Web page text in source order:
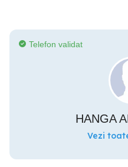
Telefon validat
HANGA
Vezi